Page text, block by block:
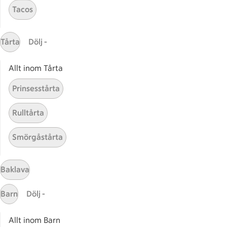
Gaston
ICAs tjänster
ICA-appen
ICA Scanna
ICA ToGo
Fler appar och tjänster
Stammis på ICA
Bli stammis
Stammis Husdjur
Partnererbjudanden
Våra ICA-kort
ICA
Tacos
Tårta Dölj -
Allt inom Tårta
Prinsesstårta
Rulltårta
Smörgåstårta
Baklava
Barn Dölj -
Allt inom Barn